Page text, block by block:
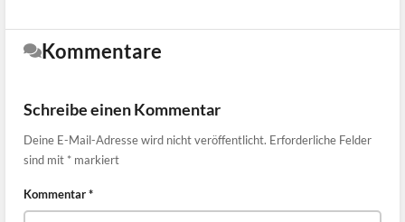
Kommentare
Schreibe einen Kommentar
Deine E-Mail-Adresse wird nicht veröffentlicht. Erforderliche Felder
sind mit * markiert
Kommentar*